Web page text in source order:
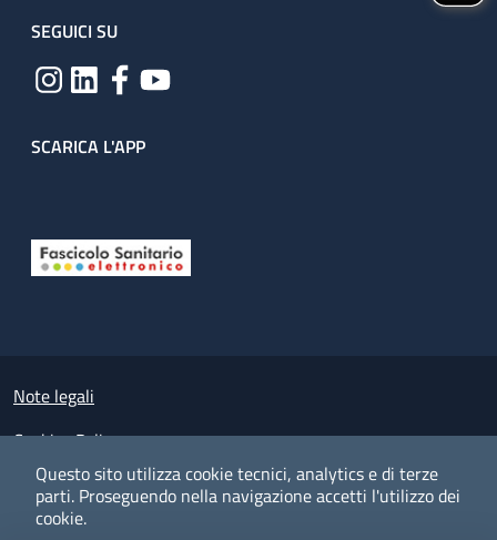
Questo sito utilizza cookie tecnici, analytics e di terze
parti. Proseguendo nella navigazione accetti l'utilizzo dei
cookie.
SEGUICI SU
SCARICA L'APP
Small prints
Note legali
Cookies Policy
Policy privacy e protezione del dato personale
Albo pretorio on-line